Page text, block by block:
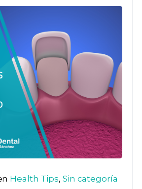
Health Tips, Sin categoría